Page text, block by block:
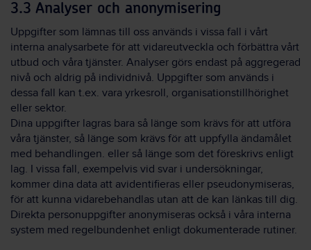
3.3 Analyser och anonymisering
Uppgifter som lämnas till oss används i vissa fall i vårt
interna analysarbete för att vidareutveckla och förbättra vårt
utbud och våra tjänster. Analyser görs endast på aggregerad
nivå och aldrig på individnivå. Uppgifter som används i
dessa fall kan t.ex. vara yrkesroll, organisationstillhörighet
eller sektor.
Dina uppgifter lagras bara så länge som krävs för att utföra
våra tjänster, så länge som krävs för att uppfylla ändamålet
med behandlingen. eller så länge som det föreskrivs enligt
lag. I vissa fall, exempelvis vid svar i undersökningar,
kommer dina data att avidentifieras eller pseudonymiseras,
för att kunna vidarebehandlas utan att de kan länkas till dig.
Direkta personuppgifter anonymiseras också i våra interna
system med regelbundenhet enligt dokumenterade rutiner.